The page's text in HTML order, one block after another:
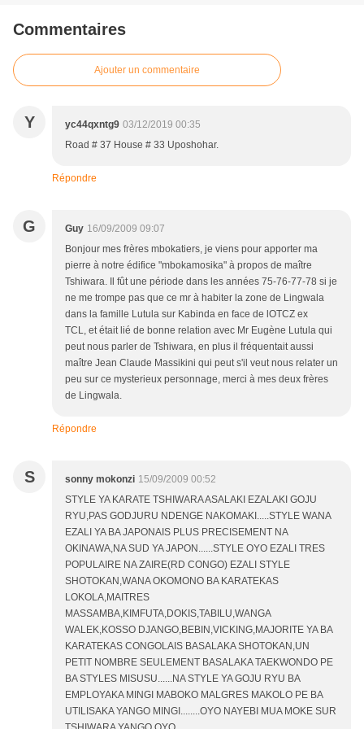
Commentaires
Ajouter un commentaire
Y yc44qxntg9 03/12/2019 00:35
Road # 37 House # 33 Uposhohar.
Répondre
G Guy 16/09/2009 09:07
Bonjour mes frères mbokatiers, je viens pour apporter ma
pierre à notre édifice "mbokamosika" à propos de maître
Tshiwara. Il fût une période dans les années 75-76-77-78 si je
ne me trompe pas que ce mr à habiter la zone de Lingwala
dans la famille Lutula sur Kabinda en face de lOTCZ ex
TCL, et était lié de bonne relation avec Mr Eugène Lutula qui
peut nous parler de Tshiwara, en plus il fréquentait aussi
maître Jean Claude Massikini qui peut s'il veut nous relater un
peu sur ce mysterieux personnage, merci à mes deux frères
de Lingwala.
Répondre
S sonny mokonzi 15/09/2009 00:52
STYLE YA KARATE TSHIWARA ASALAKI EZALAKI GOJU
RYU,PAS GODJURU NDENGE NAKOMAKI.....STYLE WANA
EZALI YA BA JAPONAIS PLUS PRECISEMENT NA
OKINAWA,NA SUD YA JAPON......STYLE OYO EZALI TRES
POPULAIRE NA ZAIRE(RD CONGO) EZALI STYLE
SHOTOKAN,WANA OKOMONO BA KARATEKAS
LOKOLA,MAITRES
MASSAMBA,KIMFUTA,DOKIS,TABILU,WANGA
WALEK,KOSSO DJANGO,BEBIN,VICKING,MAJORITE YA BA
KARATEKAS CONGOLAIS BASALAKA SHOTOKAN,UN
PETIT NOMBRE SEULEMENT BASALAKA TAEKWONDO PE
BA STYLES MISUSU......NA STYLE YA GOJU RYU BA
EMPLOYAKA MINGI MABOKO MALGRES MAKOLO PE BA
UTILISAKA YANGO MINGI........OYO NAYEBI MUA MOKE SUR